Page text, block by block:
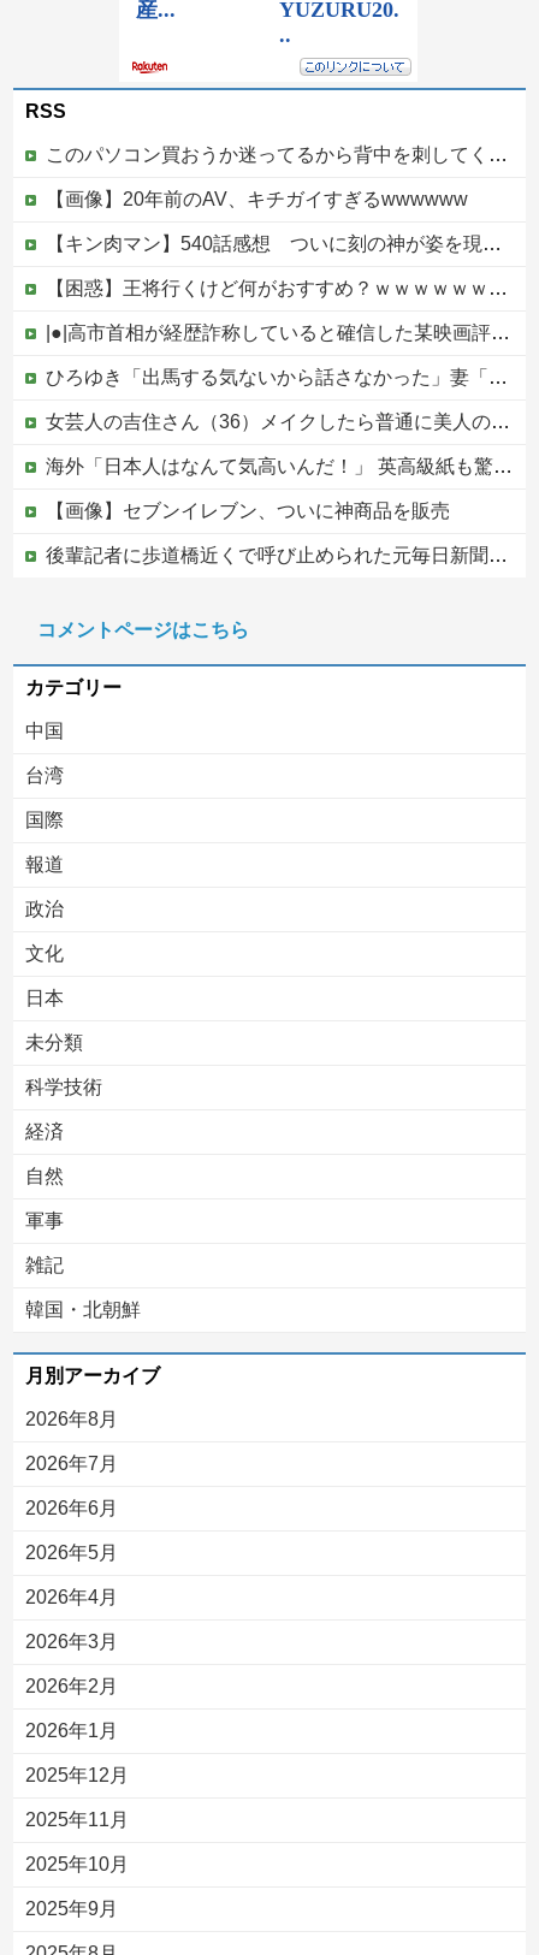
RSS
このパソコン買おうか迷ってるから背中を刺してくれｗｗｗ
【画像】20年前のAV、キチガイすぎるwwwwww
【キン肉マン】540話感想 ついに刻の神が姿を現す！そしてピノという謎の女超人？も登場
【困惑】王将行くけど何がおすすめ？ｗｗｗｗｗｗｗｗｗｗ他
|●|高市首相が経歴詐称していると確信した某映画評論家、「上級公務員試験に合格とは書いてないんですが…」とツッコミを受けまくり……
ひろゆき「出馬する気ないから話さなかった」妻「それでも不誠実だろ」→離婚協議へｗｗｗｗｗ
女芸人の吉住さん（36）メイクしたら普通に美人の部類だったと判明ｗｗｗｗｗｗｗｗｗ
海外「日本人はなんて気高いんだ！」 英高級紙も驚愕した極限の中の日本人の姿に世界が衝撃
【画像】セブンイレブン、ついに神商品を販売
後輩記者に歩道橋近くで呼び止められた元毎日新聞記者、「元毎日と名乗ってSNSで活動するな」と要求されてしまい……
中国の海水浴場の映像があまりにも・・・
コメントページはこちら
カテゴリー
中国
台湾
国際
報道
政治
文化
日本
未分類
科学技術
経済
自然
軍事
雑記
韓国・北朝鮮
月別アーカイブ
2026年8月
2026年7月
2026年6月
2026年5月
2026年4月
2026年3月
2026年2月
2026年1月
2025年12月
2025年11月
2025年10月
2025年9月